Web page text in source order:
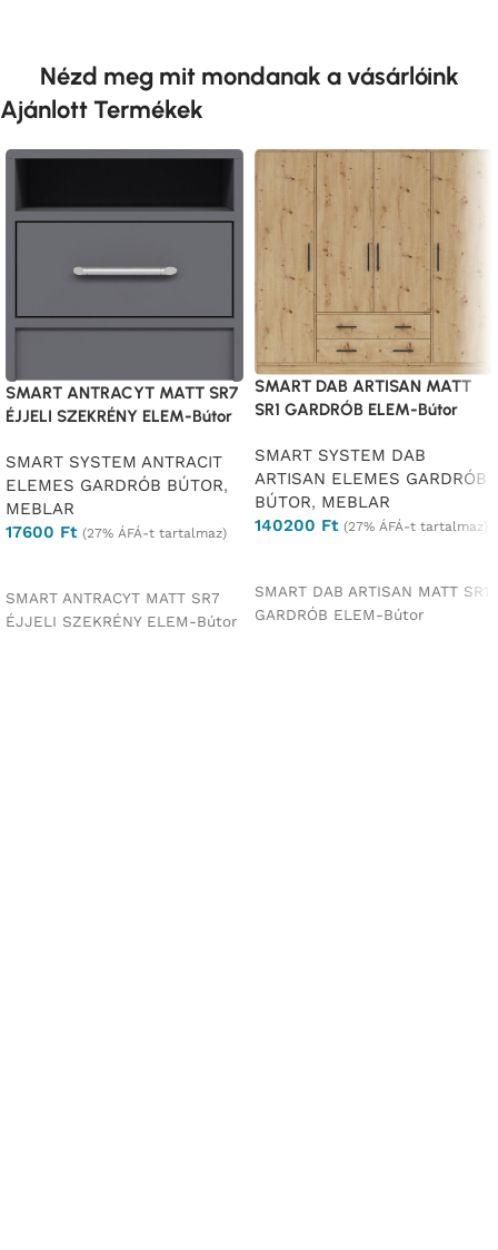
Nézd meg mit mondanak a vásárlóink
Ajánlott Termékek
SMART ANTRACYT MATT SR7
ÉJJELI SZEKRÉNY ELEM-Bútor
SMART SYSTEM ANTRACIT
ELEMES GARDRÓB BÚTOR,
MEBLAR
17600 Ft (27% ÁFÁ-t tartalmaz)
SMART ANTRACYT MATT SR7
ÉJJELI SZEKRÉNY ELEM-Bútor
SMART DAB ARTISAN MATT
SR1 GARDRÓB ELEM-Bútor
SMART SYSTEM DAB
ARTISAN ELEMES GARDRÓB
BÚTOR, MEBLAR
140200 Ft (27% ÁFÁ-t tartalmaz)
SMART DAB ARTISAN MATT SR1
GARDRÓB ELEM-Bútor